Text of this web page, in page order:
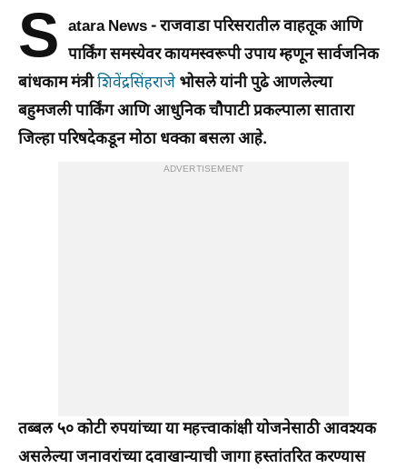
S atara News -राजवाडा परिसरातील वाहतूक आणि
पार्किंग समस्येवर कायमस्वरूपी उपाय म्हणून सार्वजनिक
बांधकाम मंत्रीशिवेंद्रसिंहराजे भोसले यांनी पुढे आणलेल्या
बहुमजली पार्किंग आणि आधुनिक चौपाटी प्रकल्पाला सातारा
जिल्हा परिषदेकडून मोठा धक्का बसला आहे.
ADVERTISEMENT
तब्बल ५० कोटी रुपयांच्या या महत्त्वाकांक्षी योजनेसाठी आवश्यक
असलेल्या जनावरांच्या दवाखान्याची जागा हस्तांतरित करण्यास